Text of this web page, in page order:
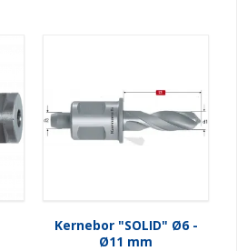
Kernebor "SOLID" Ø6 -
Ø11 mm